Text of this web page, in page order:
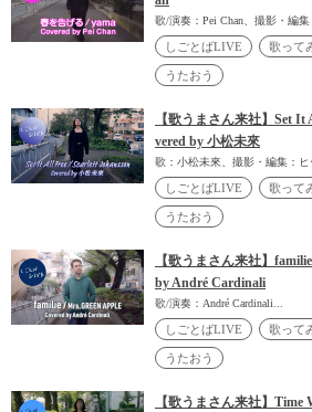
歌/演奏：Pei Chan、撮影・編集
しごとばLIVE 歌って
うたおう
【歌うまさん来社】Set It
vered by 小松未來
歌：小松未來、撮影・編集：ヒ
しごとばLIVE 歌って
うたおう
【歌うまさん来社】
by André Cardinali
歌/演奏：André Cardinali...
しごとばLIVE 歌って
うたおう
【歌うまさん来社】Time